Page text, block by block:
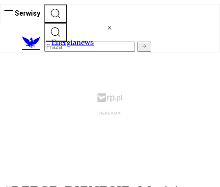
Serwisy
Energianews